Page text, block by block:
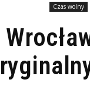
Czas wolny